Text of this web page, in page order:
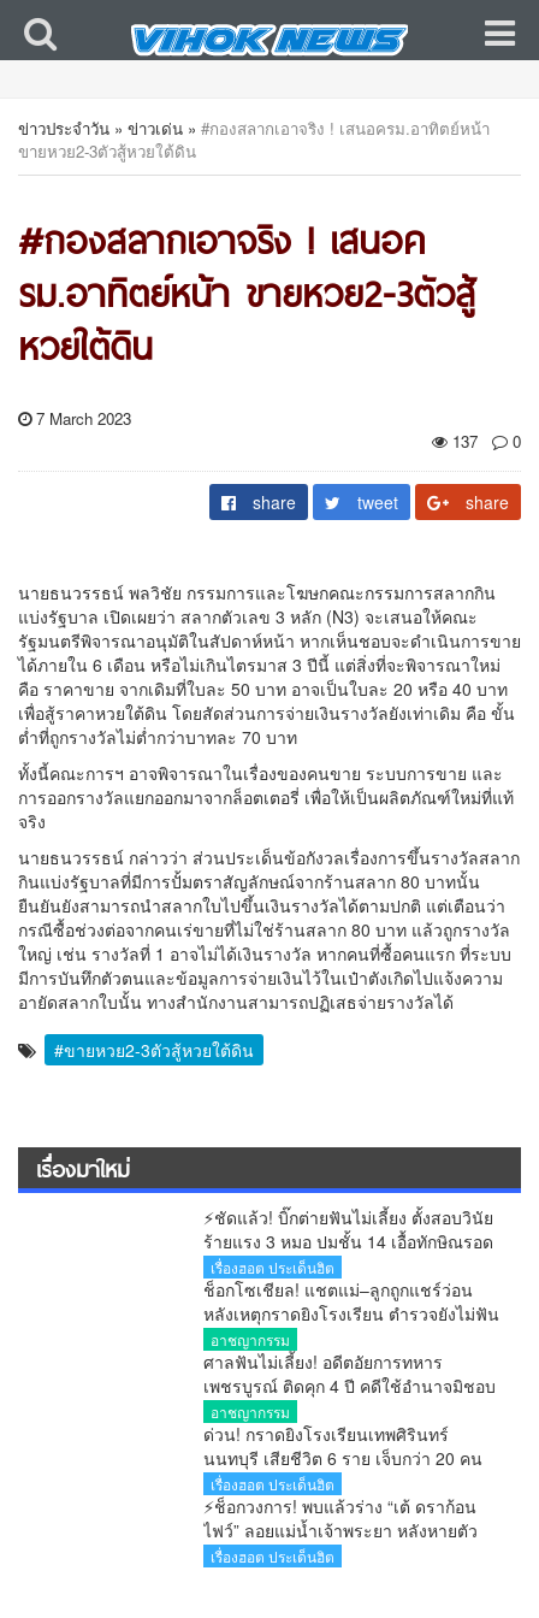
ข่าวประจำวัน » ข่าวเด่น » #กองสลากเอาจริง ! เสนอครม.อาทิตย์หน้า
ขายหวย2-3ตัวสู้หวยใต้ดิน
#กองสลากเอาจริง ! เสนอค
รม.อาทิตย์หน้า ขายหวย2-3ตัวสู้
หวยใต้ดิน
7 March 2023
137
0
share tweet share
นายธนวรรธน์ พลวิชัย กรรมการและโฆษกคณะกรรมการสลากกิน
แบ่งรัฐบาล เปิดเผยว่า สลากตัวเลข 3 หลัก (N3) จะเสนอให้คณะ
รัฐมนตรีพิจารณาอนุมัติในสัปดาห์หน้า หากเห็นชอบจะดำเนินการขาย
ได้ภายใน 6 เดือน หรือไม่เกินไตรมาส 3 ปีนี้ แต่สิ่งที่จะพิจารณาใหม่
คือ ราคาขาย จากเดิมที่ใบละ 50 บาท อาจเป็นใบละ 20 หรือ 40 บาท
เพื่อสู้ราคาหวยใต้ดิน โดยสัดส่วนการจ่ายเงินรางวัลยังเท่าเดิม คือ ขั้น
ต่ำที่ถูกรางวัลไม่ต่ำกว่าบาทละ 70 บาท
ทั้งนี้คณะการฯ อาจพิจารณาในเรื่องของคนขาย ระบบการขาย และ
การออกรางวัลแยกออกมาจากล็อตเตอรี่ เพื่อให้เป็นผลิตภัณฑ์ใหม่ที่แท้
จริง
นายธนวรรธน์ กล่าวว่า ส่วนประเด็นข้อกังวลเรื่องการขึ้นรางวัลสลาก
กินแบ่งรัฐบาลที่มีการปั้มตราสัญลักษณ์จากร้านสลาก 80 บาทนั้น
ยืนยันยังสามารถนำสลากใบไปขึ้นเงินรางวัลได้ตามปกติ แต่เตือนว่า
กรณีซื้อช่วงต่อจากคนเร่ขายที่ไม่ใช่ร้านสลาก 80 บาท แล้วถูกรางวัล
ใหญ่ เช่น รางวัลที่ 1 อาจไม่ได้เงินรางวัล หากคนที่ซื้อคนแรก ที่ระบบ
มีการบันทึกตัวตนและข้อมูลการจ่ายเงินไว้ในเป๋าตังเกิดไปแจ้งความ
อายัดสลากใบนั้น ทางสำนักงานสามารถปฏิเสธจ่ายรางวัลได้
#ขายหวย2-3ตัวสู้หวยใต้ดิน
เรื่องมาใหม่
⚡ชัดแล้ว! บิ๊กต่ายฟันไม่เลี้ยง ตั้งสอบวินัย
ร้ายแรง 3 หมอ ปมชั้น 14 เอื้อทักษิณรอด
คุก หลังศาลตัดสินแล้ว
เรื่องฮอต ประเด็นฮิต
ช็อกโซเชียล! แชตแม่–ลูกถูกแชร์ว่อน
หลังเหตุกราดยิงโรงเรียน ตำรวจยังไม่ฟัน
ธงของจริง
อาชญากรรม
ศาลฟันไม่เลี้ยง! อดีตอัยการทหาร
เพชรบูรณ์ ติดคุก 4 ปี คดีใช้อำนาจมิชอบ
รายงานคดียาไม่ตรงความจริง ไม่รอ
ลงอาญา
อาชญากรรม
ด่วน! กราดยิงโรงเรียนเทพศิรินทร์
นนทบุรี เสียชีวิต 6 ราย เจ็บกว่า 20 คน
ตำรวจคุมสถานการณ์ได้แล้ว
เรื่องฮอต ประเด็นฮิต
⚡ช็อกวงการ! พบแล้วร่าง “เต้ ดราก้อน
ไฟว์” ลอยแม่น้ำเจ้าพระยา หลังหายตัว
ปริศนาตั้งแต่เช้ามืด
เรื่องฮอต ประเด็นฮิต